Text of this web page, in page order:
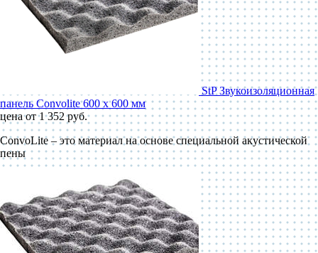
StP Звукоизоляционная
панель Convolite 600 x 600 мм
цена от 1 352 руб.
ConvoLite – это материал на основе специальной акустической
пены